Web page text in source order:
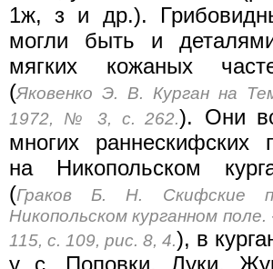
1ж, з и др.).
могли быть и
мягких кожаных
(Яковенко Э. В. Курган на
1972, № 3, с. 262.). Они
многих раннескифских
на Никопольском
(Граков Б. Н. Скифские
Никопольском курганном
115, с. 109, рис. 8, 4.), в
у с. Поповки, Луки,